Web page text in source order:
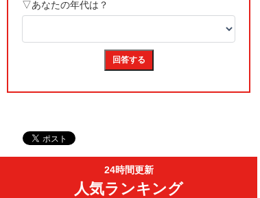
24時間更新
人気ランキング